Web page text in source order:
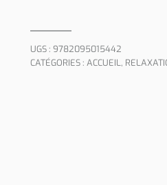
UGS : 9782095015442
CATÉGORIES : ACCUEIL,